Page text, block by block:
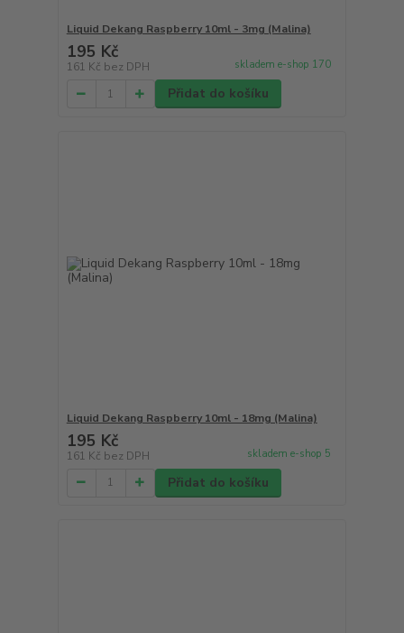
Liquid Dekang Raspberry 10ml - 3mg (Malina)
195 Kč
161 Kč bez DPH skladem e-shop 170
Přidat do košíku
Liquid Dekang Raspberry 10ml - 18mg (Malina)
195 Kč
161 Kč bez DPH skladem e-shop 5
Přidat do košíku